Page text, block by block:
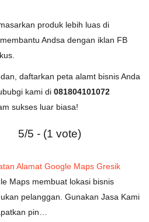
produk lebih luas di
Andsa dengan iklan FB
daftarkan peta alamt bisnis Anda
kami di 081804101072
sukses luar biasa!
5/5 - (1 vote)
Alamat Google Maps Gresik
Maps membuat lokasi bisnis
pelanggan. Gunakan Jasa Kami
pin…